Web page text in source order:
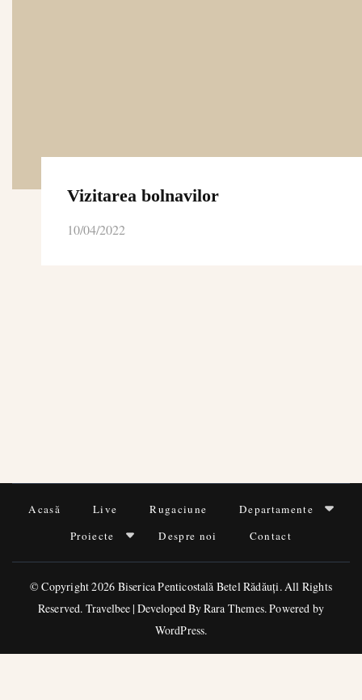
Vizitarea bolnavilor
10/04/2022
Acasă Live Rugaciune
Departamente
Proiecte
Despre noi Contact
© Copyright 2026 Biserica Penticostală Betel Rădăuți. All Rights
Reserved. Travelbee | Developed ByRara Themes.Powered by
WordPress.